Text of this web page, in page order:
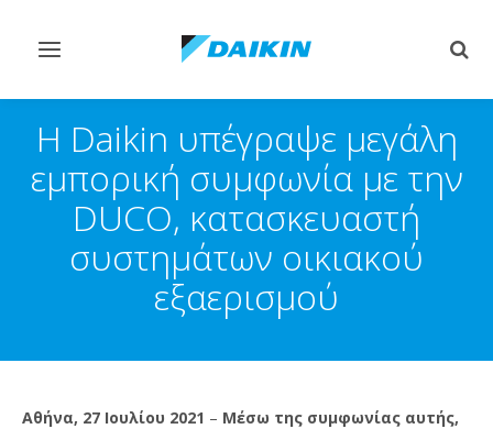
Εναλλαγή
πλοήγηση
Η Daikin υπέγραψε μεγάλη
εμπορική συμφωνία με την
DUCO, κατασκευαστή
συστημάτων οικιακού
εξαερισμού
Αθήνα, 27 Ιουλίου 2021 – Μέσω της συμφωνίας αυτής,